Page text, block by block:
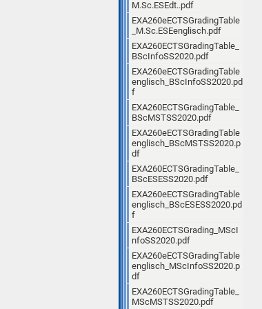
M.Sc.ESEdt..pdf
EXA260eECTSGradingTable
_M.Sc.ESEenglisch.pdf
EXA260ECTSGradingTable_
BScInfoSS2020.pdf
EXA260eECTSGradingTable
englisch_BScInfoSS2020.pd
f
EXA260ECTSGradingTable_
BScMSTSS2020.pdf
EXA260eECTSGradingTable
englisch_BScMSTSS2020.p
df
EXA260ECTSGradingTable_
BScESESS2020.pdf
EXA260eECTSGradingTable
englisch_BScESESS2020.pd
f
EXA260ECTSGrading_MScI
nfoSS2020.pdf
EXA260eECTSGradingTable
englisch_MScInfoSS2020.p
df
EXA260ECTSGradingTable_
MScMSTSS2020.pdf